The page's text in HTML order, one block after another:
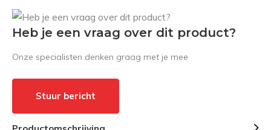
Heb je een vraag over dit product?
Onze specialisten denken graag met je mee
Stuur bericht